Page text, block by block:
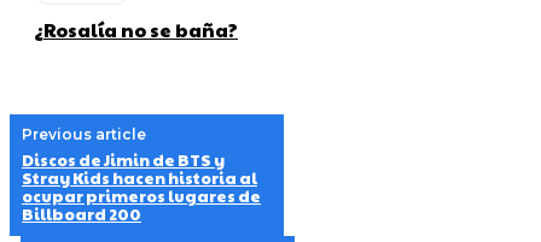
¿Rosalía no se baña?
Previous article
Discos de Jimin de BTS y
Stray Kids hacen historia al
ocupar primeros lugares de
Billboard 200